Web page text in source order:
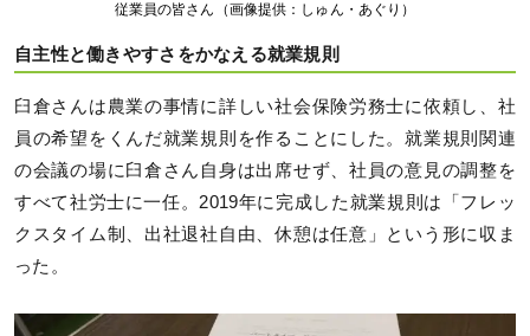
従業員の皆さん（画像提供：しゅん・あぐり）
自主性と働きやすさをかなえる就業規則
臼倉さんは農業の事情に詳しい社会保険労務士に依頼し、社
員の希望をくんだ就業規則を作ることにした。就業規則関連
の会議の場に臼倉さん自身は出席せず、社員の意見の調整を
すべて社労士に一任。2019年に完成した就業規則は「フレッ
クスタイム制、出社退社自由、休憩は任意」という形に収ま
った。